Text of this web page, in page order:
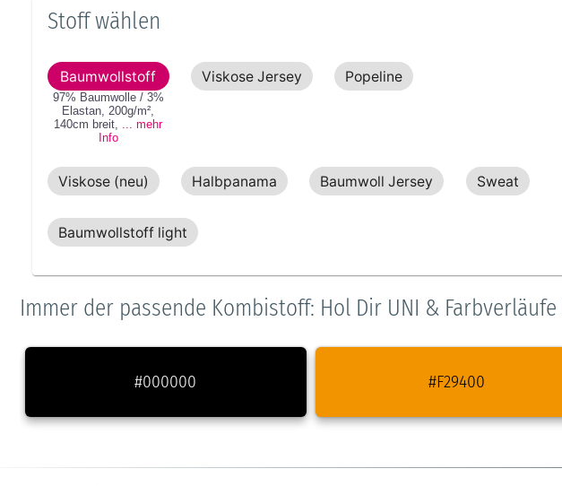
Stoff wählen
Baumwollstoff
97% Baumwolle / 3%
Elastan,200g/m²,
140cm breit, ... mehr
Info
Viskose Jersey Popeline
Viskose (neu) Halbpanama Baumwoll Jersey Sweat
Baumwollstoff light
Immer der passende Kombistoff: Hol Dir UNI &
#000000 #F29400